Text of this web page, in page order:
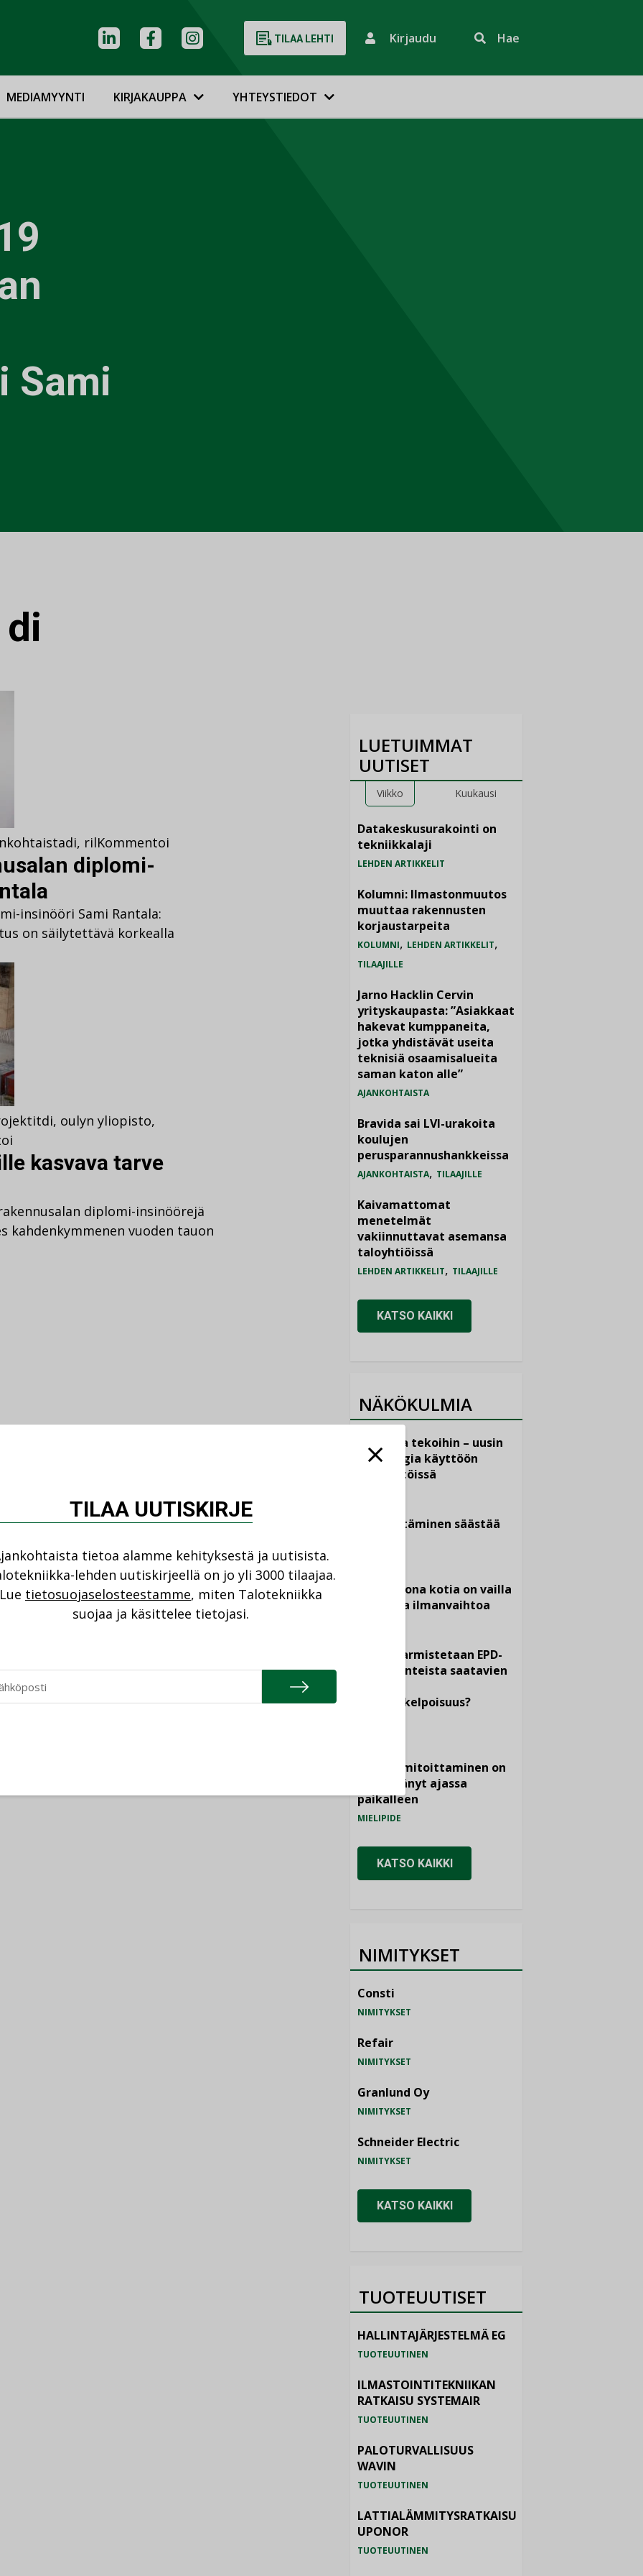
TILAA LEHTI Kirjaudu Hae
MEDIAMYYNTI KIRJAKAUPPA YHTEYSTIEDOT
Sami
di
di, rilKommentoi
diplomi-
insinööri Sami Rantala:
on säilytettävä korkealla
di, oulyn yliopisto,
kasvava tarve
diplomi-insinöörejä
kahdenkymmenen vuoden tauon
LUETUIMMAT
UUTISET
Viikko Kuukausi
Datakeskusurakointi on
tekniikkalaji
LEHDEN ARTIKKELIT
Kolumni: Ilmastonmuutos
muuttaa rakennusten
korjaustarpeita
KOLUMNI, LEHDEN ARTIKKELIT,
TILAAJILLE
Jarno Hacklin Cervin
yrityskaupasta: ”Asiakkaat
hakevat kumppaneita,
jotka yhdistävät useita
teknisiä osaamisalueita
saman katon alle”
AJANKOHTAISTA
Bravida sai LVI-urakoita
koulujen
perusparannushankkeissa
AJANKOHTAISTA, TILAAJILLE
Kaivamattomat
menetelmät
vakiinnuttavat asemansa
taloyhtiöissä
LEHDEN ARTIKKELIT, TILAAJILLE
KATSO KAIKKI
NÄKÖKULMIA
Puheista tekoihin – uusin
teknologia käyttöön
kiinteistöissä
Sähköistäminen säästää
Yli miljoona kotia on vailla
toimivaa ilmanvaihtoa
Miten varmistetaan EPD-
dokumenteista saatavien
vertailukelpoisuus?
viemärimitoittaminen on
jämähtänyt ajassa
paikalleen
MIELIPIDE
KATSO KAIKKI
NIMITYKSET
Consti
NIMITYKSET
Refair
NIMITYKSET
Granlund Oy
NIMITYKSET
Schneider Electric
NIMITYKSET
KATSO KAIKKI
TUOTEUUTISET
HALLINTAJÄRJESTELMÄ EG
TUOTEUUTINEN
ILMASTOINTITEKNIIKAN
RATKAISU SYSTEMAIR
TUOTEUUTINEN
PALOTURVALLISUUS
WAVIN
TUOTEUUTINEN
LATTIALÄMMITYSRATKAISU
UPONOR
TUOTEUUTINEN
TILAA UUTISKIRJE
tietoa alamme kehityksestä ja uutisista.
lehden uutiskirjeellä on jo yli 3000 tilaajaa.
Lue tietosuojaselosteestamme, miten Talotekniikka
suojaa ja käsittelee tietojasi.